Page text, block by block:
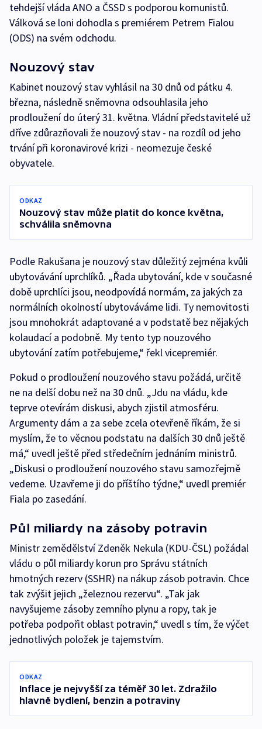
tehdejší vláda ANO a ČSSD s podporou komunistů.
Válková se loni dohodla s premiérem Petrem Fialou
(ODS) na svém odchodu.
Nouzový stav
Kabinet nouzový stav vyhlásil na 30 dnů od pátku 4.
března, následně sněmovna odsouhlasila jeho
prodloužení do úterý 31. května. Vládní představitelé už
dříve zdůrazňovali že nouzový stav - na rozdíl od jeho
trvání při koronavirové krizi - neomezuje české
obyvatele.
ODKAZ
Nouzový stav může platit do konce května,
schválila sněmovna
Podle Rakušana je nouzový stav důležitý zejména kvůli
ubytovávání uprchlíků. „Řada ubytování, kde v současné
době uprchlíci jsou, neodpovídá normám, za jakých za
normálních okolností ubytováváme lidi. Ty nemovitosti
jsou mnohokrát adaptované a v podstatě bez nějakých
kolaudací a podobně. My tento typ nouzového
ubytování zatím potřebujeme,“ řekl vicepremiér.
Pokud o prodloužení nouzového stavu požádá, určitě
ne na delší dobu než na 30 dnů. „Jdu na vládu, kde
teprve otevírám diskusi, abych zjistil atmosféru.
Argumenty dám a za sebe zcela otevřeně říkám, že si
myslím, že to věcnou podstatu na dalších 30 dnů ještě
má,“ uvedl ještě před středečním jednáním ministrů.
„Diskusi o prodloužení nouzového stavu samozřejmě
vedeme. Uzavřeme ji do příštího týdne,“ uvedl premiér
Fiala po zasedání.
Půl miliardy na zásoby potravin
Ministr zemědělství Zdeněk Nekula (KDU-ČSL) požádal
vládu o půl miliardy korun pro Správu státních
hmotných rezerv (SSHR) na nákup zásob potravin. Chce
tak zvýšit jejich „železnou rezervu“. „Tak jak
navyšujeme zásoby zemního plynu a ropy, tak je
potřeba podpořit oblast potravin,“ uvedl s tím, že výčet
jednotlivých položek je tajemstvím.
ODKAZ
Inflace je nejvyšší za téměř 30 let. Zdražilo
hlavně bydlení, benzin a potraviny